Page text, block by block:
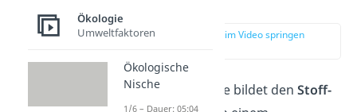
zur Stelle im Video springen
Eine Nahrungskette bildet denStoff-
Ökologie
Umweltfaktoren
Ökologische
Nische
1/6 – Dauer: 05:04